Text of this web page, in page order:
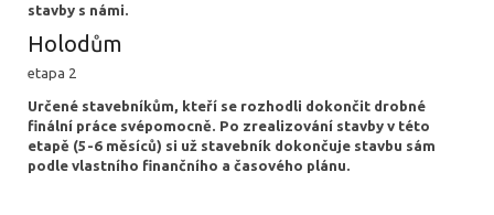
stavby s námi.
Holodům
etapa 2
Určené stavebníkům, kteří se rozhodli dokončit drobné
finální práce svépomocně. Po zrealizování stavby v této
etapě (5-6 měsíců) si už stavebník dokončuje stavbu sám
podle vlastního finančního a časového plánu.